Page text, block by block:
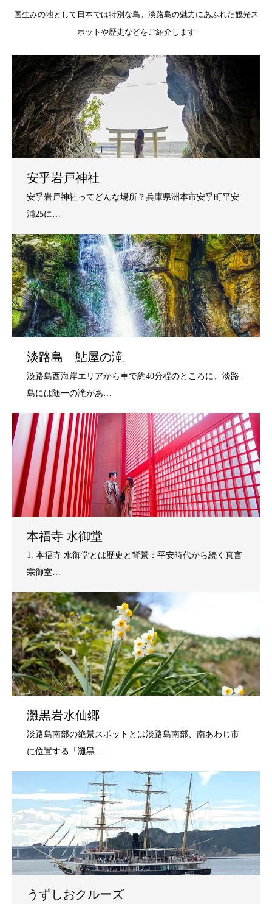
国生みの地として日本では特別な島。淡路島の魅力にあふれた観光ス
ポットや歴史などをご紹介します
安乎岩戸神社
淡路島 鮎屋の滝
本福寺 水御堂
灘黒岩水仙郷
うずしおクルーズ